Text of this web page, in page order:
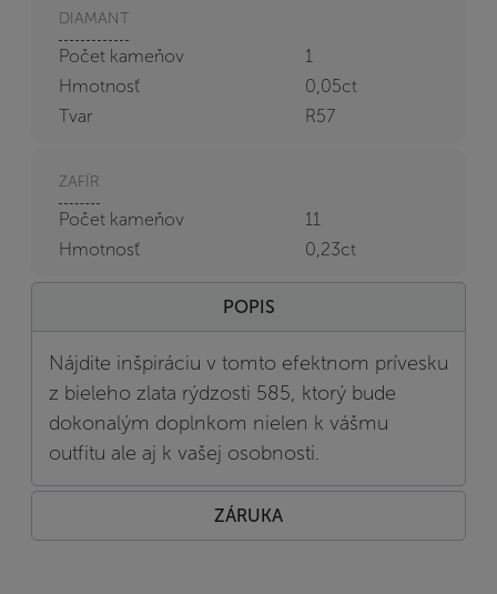
DIAMANT
Počet kameňov
1
Hmotnosť
0,05ct
Tvar
R57
ZAFÍR
Počet kameňov
11
Hmotnosť
0,23ct
POPIS
Nájdite inšpiráciu v tomto efektnom prívesku
z bieleho zlata rýdzosti 585, ktorý bude
dokonalým doplnkom nielen k vášmu
outfitu ale aj k vašej osobnosti.
ZÁRUKA